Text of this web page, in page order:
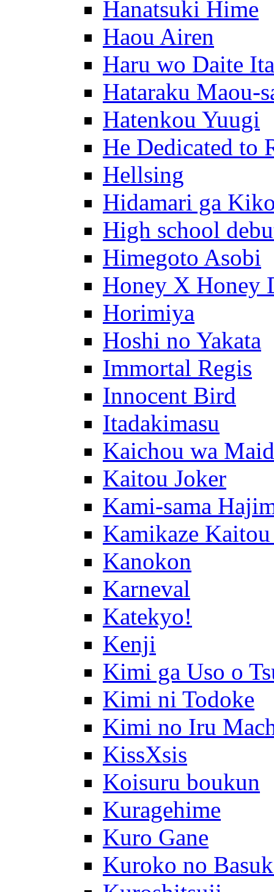
Hanatsuki Hime
Haou Airen
Haru wo Daite Ita
Hataraku Maou-
Hatenkou Yuugi
He Dedicated to
Hellsing
Hidamari ga
High school
Himegoto Asobi
Honey X Honey
Horimiya
Hoshi no Yakata
Immortal Regis
Innocent Bird
Itadakimasu
Kaichou wa
Kaitou Joker
Kami-sama
Kamikaze Kaitou
Kanokon
Karneval
Katekyo!
Kenji
Kimi ga Uso o
Kimi ni Todoke
Kimi no Iru
KissXsis
Koisuru boukun
Kuragehime
Kuro Gane
Kuroko no